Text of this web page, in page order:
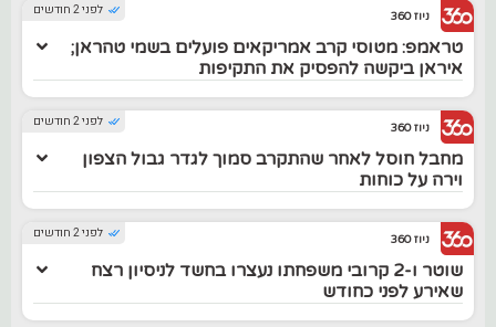
לפני 2 חודשים ניוז 360
טראמפ: מטוסי קרב אמריקאים פועלים בשמי טהראן;
איראן ביקשה להפסיק את התקיפות
לפני 2 חודשים ניוז 360
מחבל חוסל לאחר שהתקרב סמוך לגדר גבול הצפון
וירה על כוחות
לפני 2 חודשים ניוז 360
שוטר ו-2 קרובי משפחתו נעצרו בחשד לניסיון רצח
שאירע לפני כחודש